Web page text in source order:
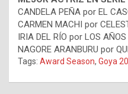
CANDELA PEÑA por EL
CARMEN MACHI por
IRIA DEL RÍO por LOS AÑOS
NAGORE ARANBURU por
Tags: Award Season, Goya